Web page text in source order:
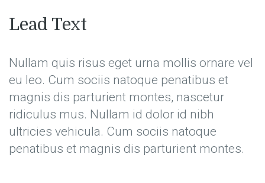
Lead Text
Nullam quis risus eget urna mollis ornare vel
eu leo. Cum sociis natoque penatibus et
magnis dis parturient montes, nascetur
ridiculus mus. Nullam id dolor id nibh
ultricies vehicula. Cum sociis natoque
penatibus et magnis dis parturient montes.